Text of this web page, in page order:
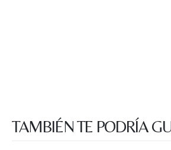
TAMBIÉN TE PODRÍA